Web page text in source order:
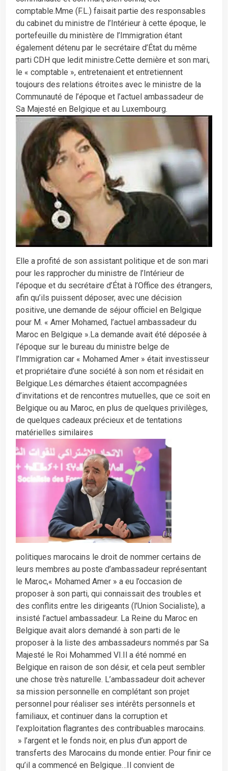
comptable.Mme (F.L.) faisait partie des responsables
du cabinet du ministre de l’Intérieur à cette époque, le
portefeuille du ministère de l’Immigration étant
également détenu par le secrétaire d’État du même
parti CDH que ledit ministre.Cette dernière et son mari,
le « comptable », entretenaient et entretiennent
toujours des relations étroites avec le ministre de la
Communauté de l’époque et l’actuel ambassadeur de
Sa Majesté en Belgique et au Luxembourg.
Elle a profité de son assistant politique et de son mari
pour les rapprocher du ministre de l’Intérieur de
l’époque et du secrétaire d’État à l’Office des étrangers,
afin qu’ils puissent déposer, avec une décision
positive, une demande de séjour officiel en Belgique
pour M. « Amer Mohamed, l’actuel ambassadeur du
Maroc en Belgique ».La demande avait été déposée à
l’époque sur le bureau du ministre belge de
l’Immigration car « Mohamed Amer » était investisseur
et propriétaire d’une société à son nom et résidait en
Belgique.Les démarches étaient accompagnées
d’invitations et de rencontres mutuelles, que ce soit en
Belgique ou au Maroc, en plus de quelques privilèges,
de quelques cadeaux précieux et de tentations
matérielles similaires
politiques marocains le droit de nommer certains de
leurs membres au poste d’ambassadeur représentant
le Maroc,« Mohamed Amer » a eu l’occasion de
proposer à son parti, qui connaissait des troubles et
des conflits entre les dirigeants (l’Union Socialiste), a
insisté l’actuel ambassadeur. La Reine du Maroc en
Belgique avait alors demandé à son parti de le
proposer à la liste des ambassadeurs nommés par Sa
Majesté le Roi Mohammed VI.Il a été nommé en
Belgique en raison de son désir, et cela peut sembler
une chose très naturelle. L’ambassadeur doit achever
sa mission personnelle en complétant son projet
personnel pour réaliser ses intérêts personnels et
familiaux, et continuer dans la corruption et
l’exploitation flagrantes des contribuables marocains.
» l’argent et le fonds noir, en plus d’un apport de
transferts des Marocains du monde entier. Pour finir ce
qu’il a commencé en Belgique…Il convient de